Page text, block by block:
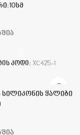
კოდი: XC425-1
ყალიბი